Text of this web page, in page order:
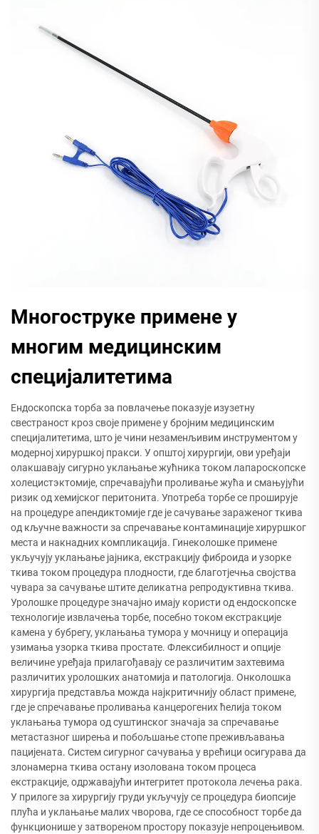
Многоструке примене у
многим медицинским
специјалитетима
Ендоскопска торба за повлачење показује изузетну
свестраност кроз своје примене у бројним медицинским
специјалитетима, што је чини незаменљивим инструментом у
модерној хируршкој пракси. У општој хирургији, ови уређаји
олакшавају сигурно уклањање жућника током лапароскопске
холецистэктомије, спречавајући проливање жућа и смањујући
ризик од хемијског перитонита. Употреба торбе се проширује
на процедуре апендиктомије где је сачување зараженог ткива
од кључне важности за спречавање контаминације хируршког
места и накнадних компликација. Гинеколошке примене
укључују уклањање јајника, екстракцију фиброида и узорке
ткива током процедура плодности, где благотјечња својства
чувара за сачување штите деликатна репродуктивна ткива.
Уролошке процедуре значајно имају користи од ендоскопске
технологије извлачења торбе, посебно током екстракције
камена у бубрегу, уклањања тумора у мочницу и операција
узимања узорка ткива простате. Флексибилност и опције
величине уређаја прилагођавају се различитим захтевима
различитих уролошких анатомија и патологија. Онколошка
хирургија представља можда најкритичнију област примене,
где је спречавање проливања канцерогених ћелија током
уклањања тумора од суштинског значаја за спречавање
метастазног ширења и побољшање стопе преживљавања
пацијената. Систем сигурног сачувања у врећици осигурава да
злонамерна ткива остану изолована током процеса
екстракције, одржавајући интегритет протокола лечења рака.
У прилоге за хирургију груди укључују се процедура биопсије
плућа и уклањање малих чворова, где се способност торбе да
функционише у затвореном простору показује непроцењивом.